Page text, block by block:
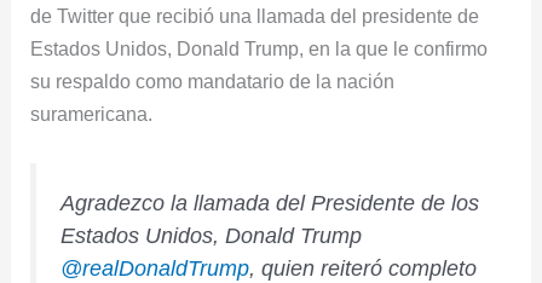
de Twitter que recibió una llamada del presidente de
Estados Unidos, Donald Trump, en la que le confirmo
su respaldo como mandatario de la nación
suramericana.
Agradezco la llamada del Presidente de los
Estados Unidos, Donald Trump
@realDonaldTrump, quien reiteró completo